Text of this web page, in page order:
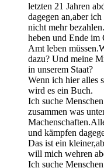
letzten 21 Jahren
dagegen an,aber
nicht mehr
heben und Ende im
Amt leben
dazu? Und meine
in unserem Staat?
Wenn ich hier alles
wird es ein Buch.
Ich suche
zusammen was
und kämpfen
Das ist ein
will mich wehren
Ich suche